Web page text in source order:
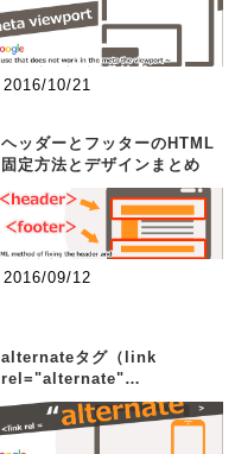
2016/10/21
ヘッダーとフッターのHTML
固定方法とデザインまとめ
2016/09/12
alternateタグ（link
rel="alternate"…